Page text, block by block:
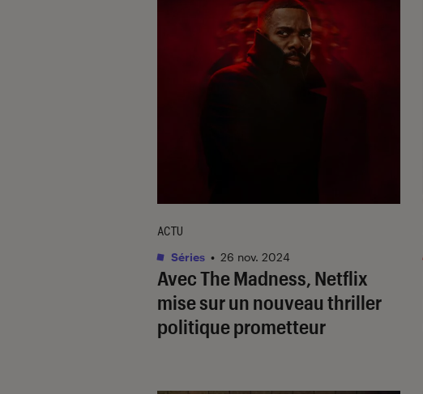
AvecThe Madness, Netflix
mise sur un nouveau thriller
politique prometteur
ACTU
Séries • 26 nov. 2024